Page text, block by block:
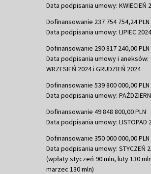
Data podpisania umowy: KWIECIEŃ
Dofinansowanie 237 754 754,24 PLN
Data podpisania umowy: LIPIEC 2024
Dofinansowanie 290 817 240,00 PLN
Data podpisania umowy i aneksów:
WRZESIEŃ 2024 i GRUDZIEŃ 2024
Dofinansowanie 539 800 000,00 PLN
Data podpisania umowy:
Dofinansowanie 49 848 800,00 PLN
Data podpisania umowy: LISTOPAD
Dofinansowanie 350 000 000,00 PLN
Data podpisania umowy: STYCZEŃ
(wpłaty styczeń 90 mln, luty 130
marzec 130 mln)